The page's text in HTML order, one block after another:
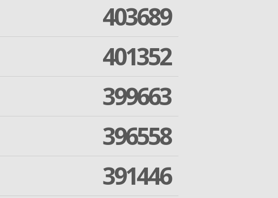
403689
401352
399663
396558
391446